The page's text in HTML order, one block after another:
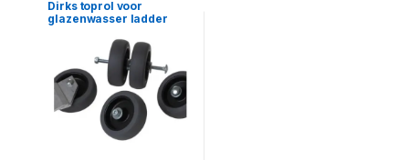
Dirks toprol voor
glazenwasser ladder